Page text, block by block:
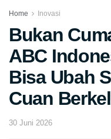
Home Inovasi
Bukan
ABC
Bisa Ubah
Cuan
30 Juni 2026